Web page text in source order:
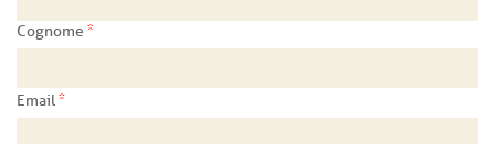
Cognome *
Email*